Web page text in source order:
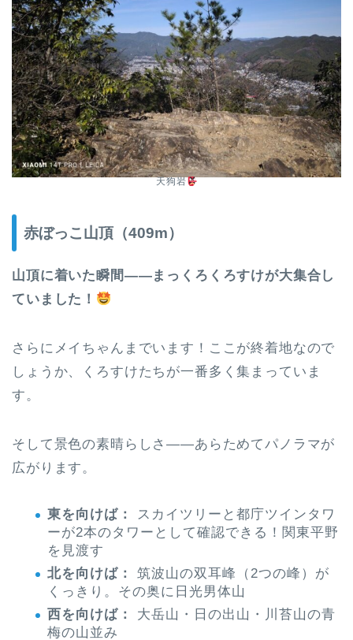
天狗岩
赤ぼっこ山頂（409m）
山頂に着いた瞬間——まっくろくろすけが大集合し
ていました！
さらにメイちゃんまでいます！ここが終着地なので
しょうか、くろすけたちが一番多く集まっていま
す。
そして景色の素晴らしさ——あらためてパノラマが
広がります。
東を向けば：
スカイツリーと都庁ツインタワ
ーが2本のタワーとして確認できる！関東平野
を見渡す
北を向けば：
筑波山の双耳峰（2つの峰）が
くっきり。その奥に日光男体山
西を向けば：
大岳山・日の出山・川苔山の青
梅の山並み